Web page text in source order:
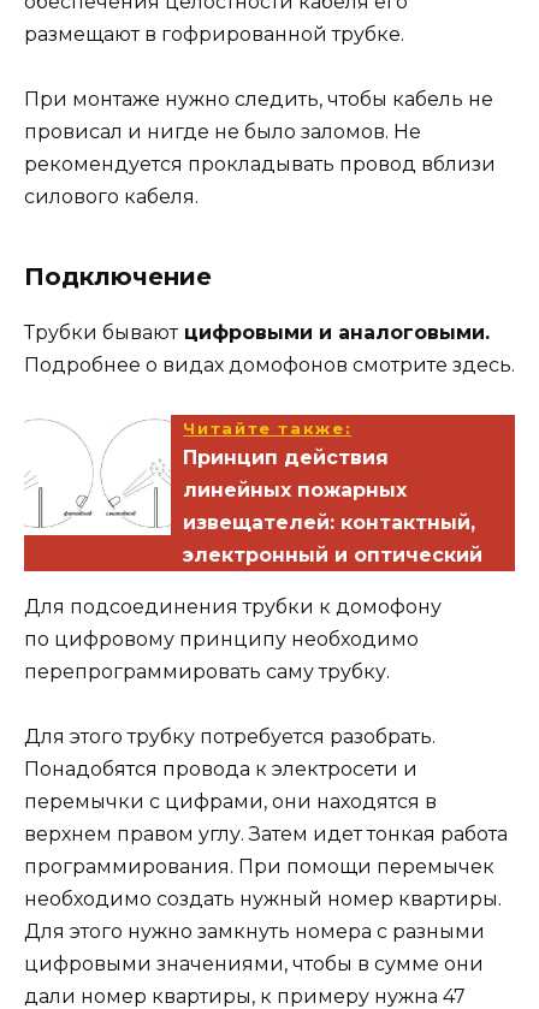
размещают в гофрированной трубке.
При монтаже нужно следить, чтобы кабель не
провисал и нигде не было заломов. Не
рекомендуется прокладывать провод вблизи
силового кабеля.
Подключение
Трубки бываютцифровыми и аналоговыми.
Подробнее о видах домофонов смотрите здесь.
Читайте также:
Принцип действия
линейных пожарных
извещателей: контактный,
электронный и оптический
Для подсоединения трубки к домофону
по цифровому принципу необходимо
перепрограммировать саму трубку.
Для этого трубку потребуется разобрать.
Понадобятся провода к электросети и
перемычки с цифрами, они находятся в
верхнем правом углу. Затем идет тонкая работа
программирования. При помощи перемычек
необходимо создать нужный номер квартиры.
Для этого нужно замкнуть номера с разными
цифровыми значениями, чтобы в сумме они
дали номер квартиры, к примеру нужна 47